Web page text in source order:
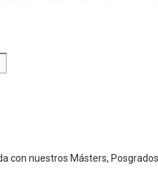
con nuestros Másters,